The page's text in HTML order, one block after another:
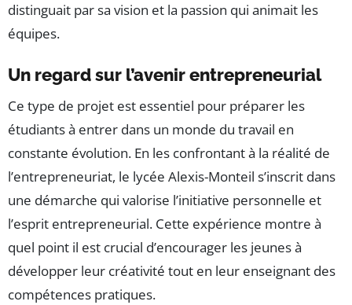
distinguait par sa vision et la passion qui animait les
équipes.
Un regard sur l’avenir entrepreneurial
Ce type de projet est essentiel pour préparer les
étudiants à entrer dans un monde du travail en
constante évolution. En les confrontant à la réalité de
l’entrepreneuriat, le lycée Alexis-Monteil s’inscrit dans
une démarche qui valorise l’initiative personnelle et
l’esprit entrepreneurial. Cette expérience montre à
quel point il est crucial d’encourager les jeunes à
développer leur créativité tout en leur enseignant des
compétences pratiques.